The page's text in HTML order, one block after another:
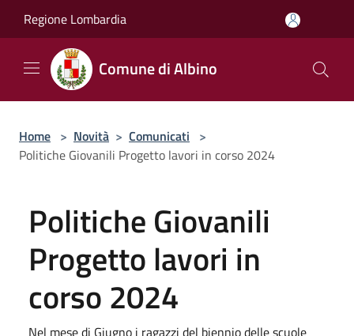
Regione Lombardia
Comune di Albino
Home > Novità > Comunicati >
Politiche Giovanili Progetto lavori in corso 2024
Politiche Giovanili
Progetto lavori in
corso 2024
Nel mese di Giugno i ragazzi del biennio delle scuole